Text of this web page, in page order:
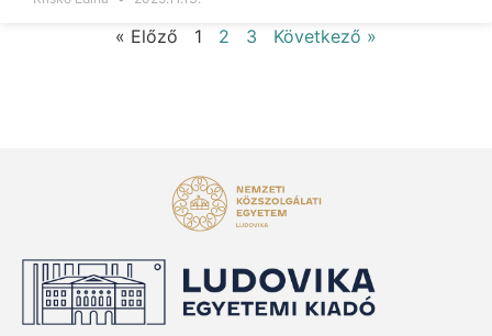
« Előző 1 2 3 Következő »